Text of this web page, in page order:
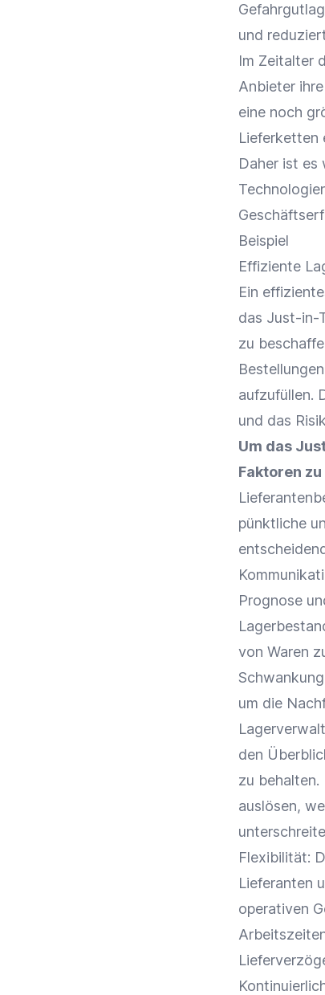
und
Im Zeitalter
Anbieter ihre
eine noch
Lieferketten
Daher ist es
Beispiel
Effiziente
Ein
das Just-in-
zu
Bestellungen
aufzufüllen.
und das
Um das
Faktoren
pünktliche
Prognose
von Waren
um die
den
zu
auslösen,
Flexibilität:
Lieferanten
operativen